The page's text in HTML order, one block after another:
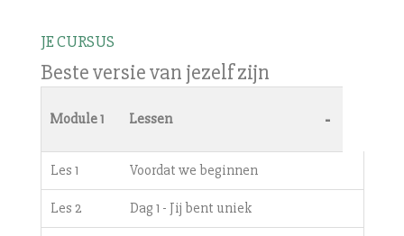
JE CURSUS
Beste versie van jezelf zijn
Module 1 Lessen -
Les 1 Voordat we beginnen
Les 2 Dag 1 - Jij bent uniek